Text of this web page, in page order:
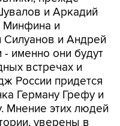
и Аркадий
Минфина и
Силуанов и Андрей
- именно они будут
встречах и
России придется
Герману Грефу и
Мнение этих людей
уверены в